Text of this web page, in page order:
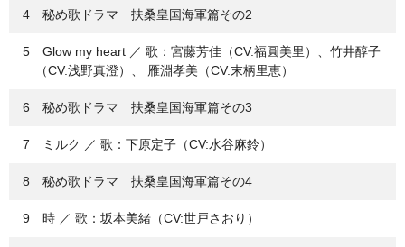
4 秘め歌ドラマ 扶桑皇国海軍篇その2
5 Glow my heart ／ 歌：宮藤芳佳（CV:福圓美里）、竹井醇子
（CV:浅野真澄）、 雁淵孝美（CV:末柄里恵）
6 秘め歌ドラマ 扶桑皇国海軍篇その3
7 ミルク ／ 歌：下原定子（CV:水谷麻鈴）
8 秘め歌ドラマ 扶桑皇国海軍篇その4
9 時 ／ 歌：坂本美緒（CV:世戸さおり）